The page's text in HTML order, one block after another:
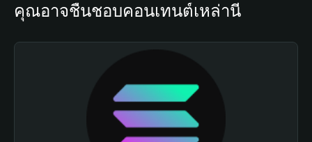
คุณอาจชื่นชอบคอนเทนต์เหล่านี้